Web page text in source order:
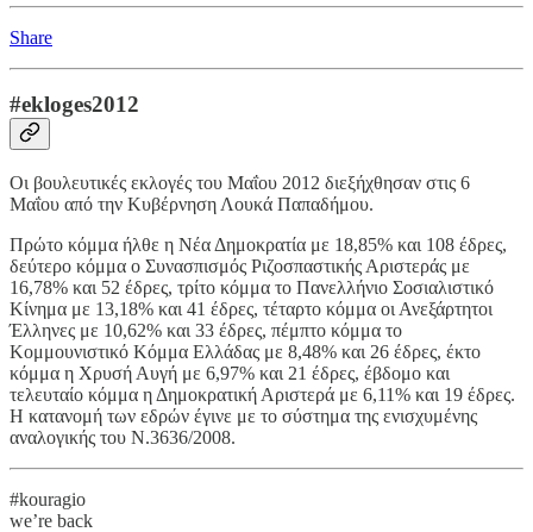
Share
#ekloges2012
Οι βουλευτικές εκλογές του Μαΐου 2012 διεξήχθησαν στις 6
Μαΐου από την Κυβέρνηση Λουκά Παπαδήμου.
Πρώτο κόμμα ήλθε η Νέα Δημοκρατία με 18,85% και 108 έδρες,
δεύτερο κόμμα ο Συνασπισμός Ριζοσπαστικής Αριστεράς με
16,78% και 52 έδρες, τρίτο κόμμα το Πανελλήνιο Σοσιαλιστικό
Κίνημα με 13,18% και 41 έδρες, τέταρτο κόμμα οι Ανεξάρτητοι
Έλληνες με 10,62% και 33 έδρες, πέμπτο κόμμα το
Κομμουνιστικό Κόμμα Ελλάδας με 8,48% και 26 έδρες, έκτο
κόμμα η Χρυσή Αυγή με 6,97% και 21 έδρες, έβδομο και
τελευταίο κόμμα η Δημοκρατική Αριστερά με 6,11% και 19 έδρες.
Η κατανομή των εδρών έγινε με το σύστημα της ενισχυμένης
αναλογικής του Ν.3636/2008.
#kouragio
we’re back